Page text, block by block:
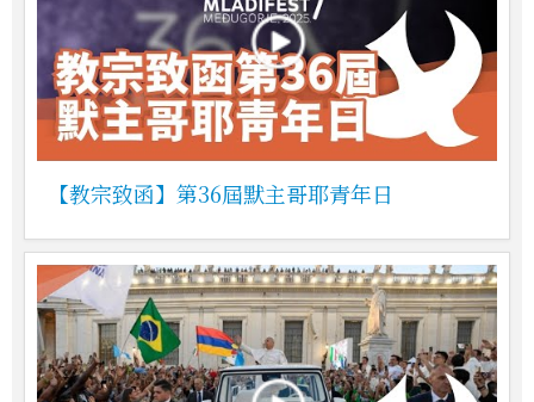
【教宗致函】第36屆默主哥耶青年日